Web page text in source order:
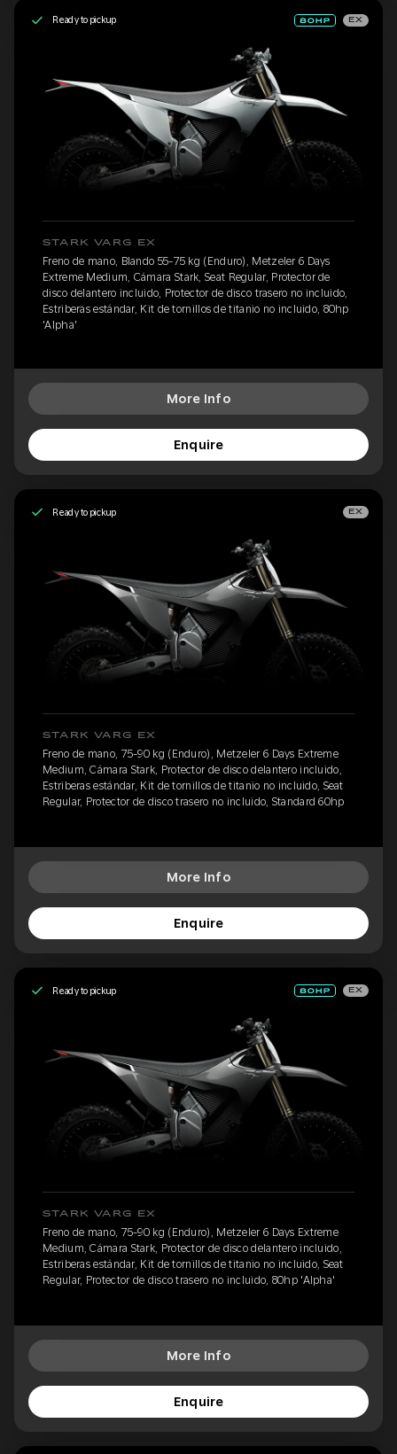
Ready to pickup EX
STARK VARG EX
Freno de mano, Blando 55-75 kg (Enduro), Metzeler 6 Days
Extreme Medium, Cámara Stark, Seat Regular, Protector de
disco delantero incluido, Protector de disco trasero no incluido,
Estriberas estándar, Kit de tornillos de titanio no incluido, 80hp
'Alpha'
More Info
Enquire
Ready to pickup EX
STARK VARG EX
Freno de mano, 75-90 kg (Enduro), Metzeler 6 Days Extreme
Medium, Cámara Stark, Protector de disco delantero incluido,
Estriberas estándar, Kit de tornillos de titanio no incluido, Seat
Regular, Protector de disco trasero no incluido, Standard 60hp
More Info
Enquire
Ready to pickup EX
STARK VARG EX
Freno de mano, 75-90 kg (Enduro), Metzeler 6 Days Extreme
Medium, Cámara Stark, Protector de disco delantero incluido,
Estriberas estándar, Kit de tornillos de titanio no incluido, Seat
Regular, Protector de disco trasero no incluido, 80hp 'Alpha'
More Info
Enquire